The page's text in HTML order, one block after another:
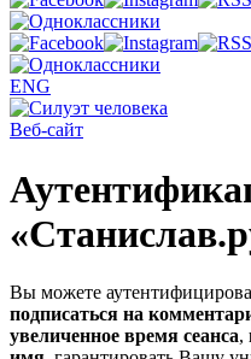
ENG
Веб-сайт
Вы можете
подписаться на
увеличенное время сеанса,